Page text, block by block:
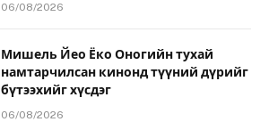
06/08/2026
Мишель Йео Ёко Оногийн тухай
намтарчилсан кинонд түүний дүрийг
бүтээхийг хүсдэг
06/08/2026